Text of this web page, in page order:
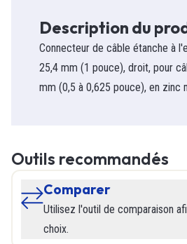
Description du
Connecteur de câble étanche à
25,4 mm (1 pouce), droit, pour
mm (0,5 à 0,625 pouce), en zinc
Outils recommandés
Comparer
Utilisez l'outil de comparaison
choix.